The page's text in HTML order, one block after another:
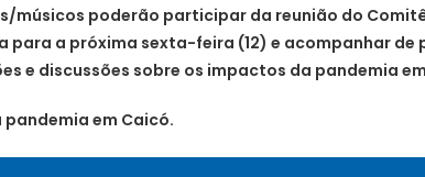
músicos poderão participar da reunião do
para a próxima sexta-feira (12) e acompanhar de
e discussões sobre os impactos da pandemia
em Caicó.